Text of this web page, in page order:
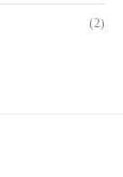
(2)